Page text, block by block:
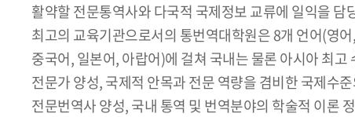
활약할 전문통역사와 다국적 국제정보 교류에 일익을 담
최고의 교육기관으로서의 통번역대학원은 8개 언어(영
중국어, 일본어, 아랍어)에 걸쳐 국내는 물론 아시아 최고
전문가 양성, 국제적 안목과 전문 역량을 겸비한 국제수
전문번역사 양성, 국내 통역 및 번역분야의 학술적 이론